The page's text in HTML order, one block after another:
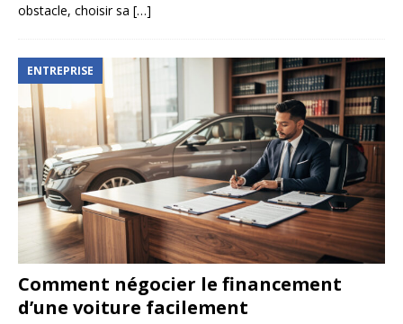
obstacle, choisir sa […]
ENTREPRISE
Comment négocier le financement
d’une voiture facilement